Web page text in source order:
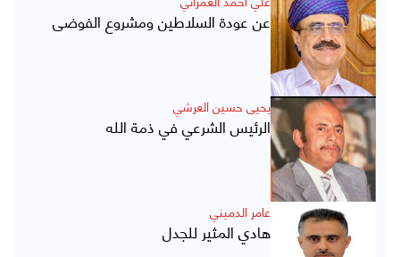
عن عودة السلاطين ومشروع الفوضى
يحيى حسين العرشي
الرئيس الشرعي في ذمة الله
عامر الدميني
هادي المثير للجدل